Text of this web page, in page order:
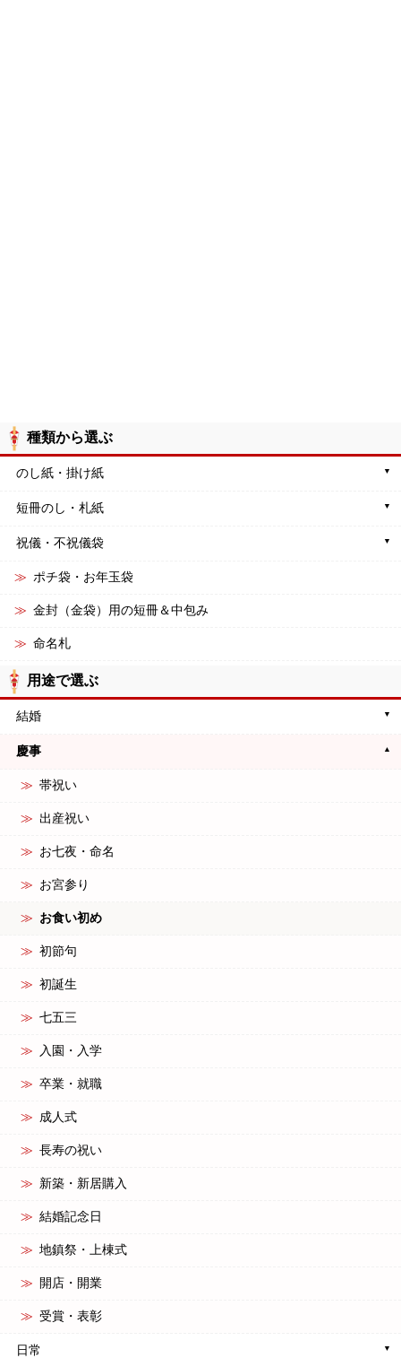
種類から選ぶ
のし紙・掛け紙
短冊のし・札紙
祝儀・不祝儀袋
ポチ袋・お年玉袋
金封（金袋）用の短冊＆中包み
命名札
用途で選ぶ
結婚
慶事
帯祝い
出産祝い
お七夜・命名
お宮参り
お食い初め
初節句
初誕生
七五三
入園・入学
卒業・就職
成人式
長寿の祝い
新築・新居購入
結婚記念日
地鎮祭・上棟式
開店・開業
受賞・表彰
日常